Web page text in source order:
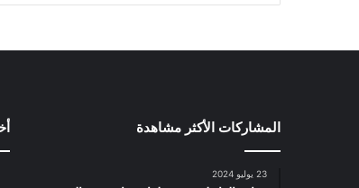
المشاركات الأكثر مشاهدة
23 يوليو 2024